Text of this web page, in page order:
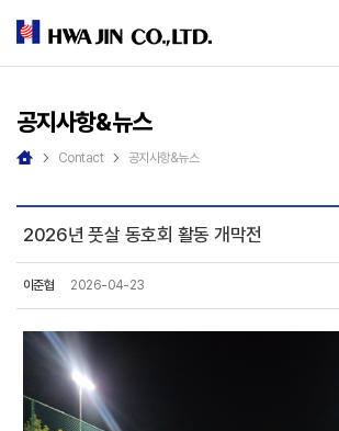
공지사항&뉴스
Contact 공지사항&뉴스
2026년 풋살 동호회 활동 개막전
이준협 2026-04-23